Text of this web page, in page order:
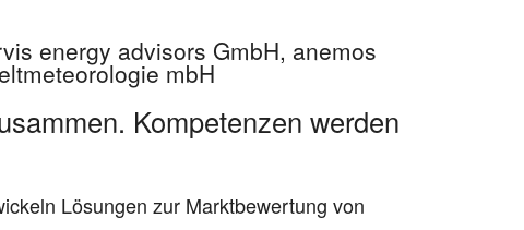
energy advisors GmbH, anemos
mbH
Kompetenzen werden
Lösungen zur Marktbewertung von